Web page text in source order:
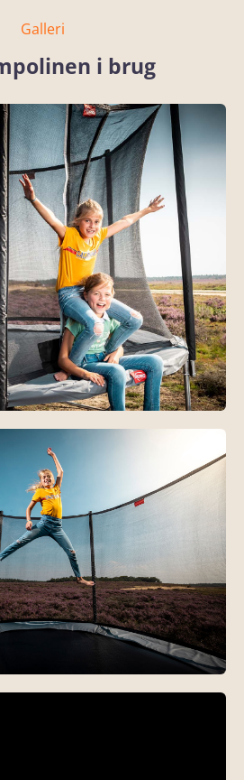
Galleri
i brug